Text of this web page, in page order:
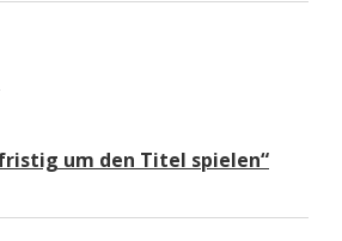
um den Titel spielen“